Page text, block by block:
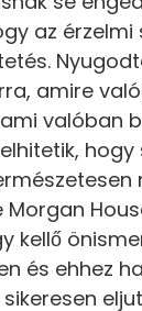
az
amire
valóban
hogy
Morgan
kellő
és ehhez